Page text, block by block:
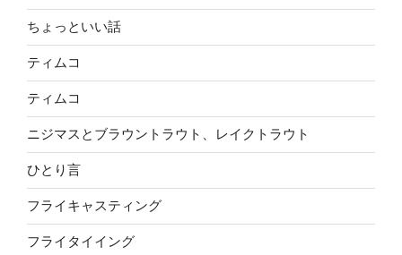
ちょっといい話
ティムコ
ティムコ
ニジマスとブラウントラウト、レイクトラウト
ひとり言
フライキャスティング
フライタイイング